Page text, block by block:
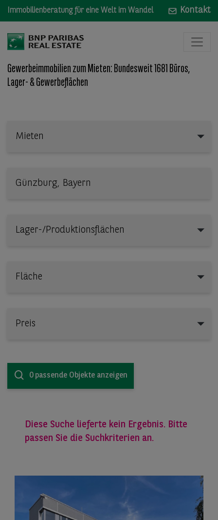
Immobilienberatung für eine Welt im Wandel Kontakt
Gewerbeimmobilien zum Mieten: Bundesweit 1681 Büros,
Lager- & Gewerbeflächen
Mieten
Lager-/Produktionsflächen
Fläche
Preis
0 passende Objekte anzeigen
Diese Suche lieferte kein Ergebnis. Bitte
passen Sie die Suchkriterien an.